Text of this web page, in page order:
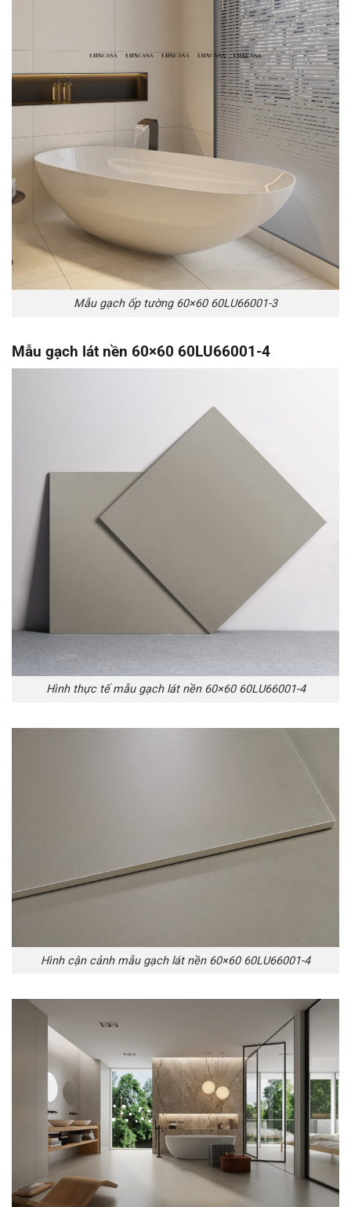
Mẫu gạch ốp tường 60×60 60LU66001-3
Mẫu gạch lát nền 60×60 60LU66001-4
Hình thực tế mẫu gạch lát nền 60×60 60LU66001-4
Hình cận cảnh mẫu gạch lát nền 60×60 60LU66001-4